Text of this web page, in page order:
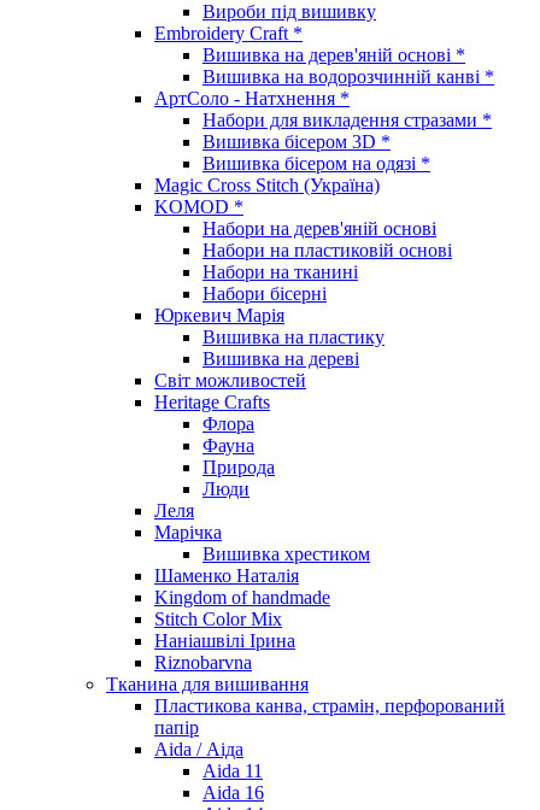
Вироби під вишивку
Embroidery Craft *
Вишивка на дерев'яній основі *
Вишивка на водорозчинній канві *
АртСоло - Натхнення *
Набори для викладення стразами *
Вишивка бісером 3D *
Вишивка бісером на одязі *
Magic Cross Stitch (Україна)
KOMOD *
Набори на дерев'яній основі
Набори на пластиковій основі
Набори на тканині
Набори бісерні
Юркевич Марія
Вишивка на пластику
Вишивка на дереві
Світ можливостей
Heritage Crafts
Флора
Фауна
Природа
Люди
Леля
Марічка
Вишивка хрестиком
Шаменко Наталія
Kingdom of handmade
Stitch Color Mix
Наніашвілі Ірина
Riznobarvna
Тканина для вишивання
Пластикова канва, страмін, перфорований
папір
Aida / Аіда
Aida 11
Aida 16